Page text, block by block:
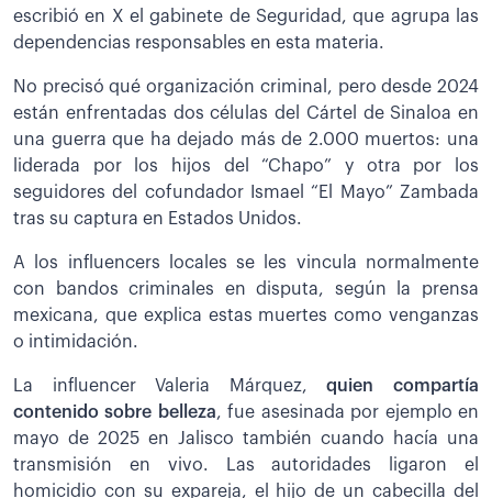
escribió en X el gabinete de Seguridad, que agrupa las
dependencias responsables en esta materia.
No precisó qué organización criminal, pero desde 2024
están enfrentadas dos células del Cártel de Sinaloa en
una guerra que ha dejado más de 2.000 muertos: una
liderada por los hijos del “Chapo” y otra por los
seguidores del cofundador Ismael “El Mayo” Zambada
tras su captura en Estados Unidos.
A los influencers locales se les vincula normalmente
con bandos criminales en disputa, según la prensa
mexicana, que explica estas muertes como venganzas
o intimidación.
La influencer Valeria Márquez,quien compartía
contenido sobre belleza, fue asesinada por ejemplo en
mayo de 2025 en Jalisco también cuando hacía una
transmisión en vivo. Las autoridades ligaron el
homicidio con su expareja, el hijo de un cabecilla del